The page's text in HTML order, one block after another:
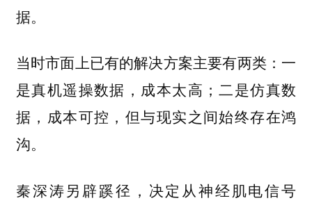
据。
当时市面上已有的解决方案主要有两类：一
是真机遥操数据，成本太高；二是仿真数
据，成本可控，但与现实之间始终存在鸿
沟。
秦深涛另辟蹊径，决定从神经肌电信号